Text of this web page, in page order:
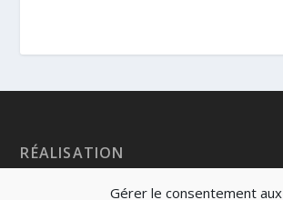
Gérer le consentement aux
RÉALISATION